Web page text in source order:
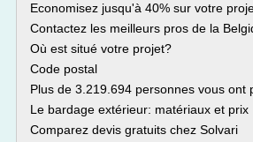
Economisez jusqu'à 40% sur votre
Contactez les meilleurs pros de la
Où est situé votre projet?
Code postal
Plus de 3.219.694 personnes vous ont
Le bardage extérieur: matériaux et prix
Comparez devis gratuits chez Solvari